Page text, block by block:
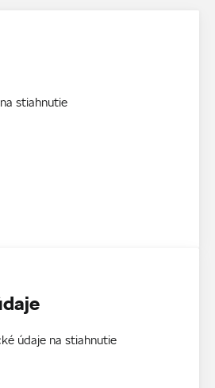
stiahnutie
údaje na stiahnutie